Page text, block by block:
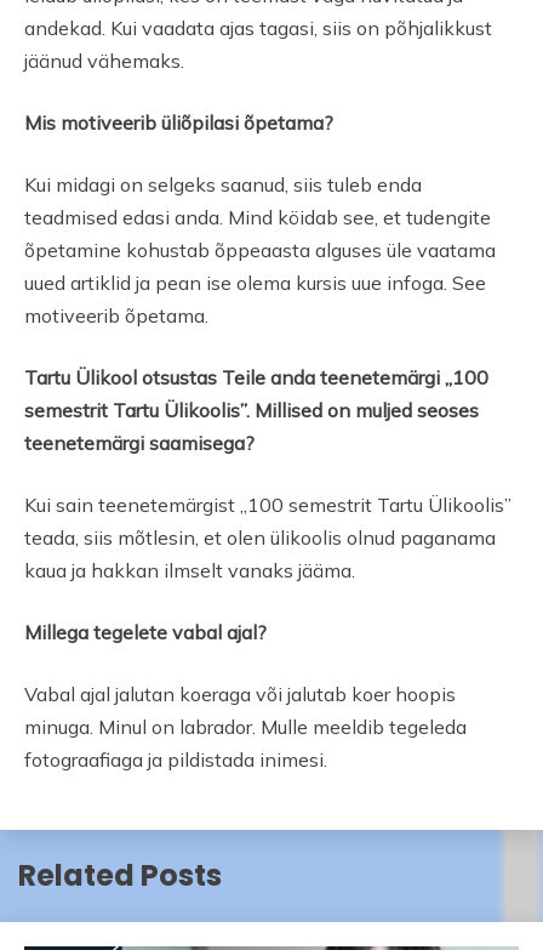
andekad. Kui vaadata ajas tagasi, siis on põhjalikkust
jäänud vähemaks.
Mis motiveerib üliõpilasi õpetama?
Kui midagi on selgeks saanud, siis tuleb enda
teadmised edasi anda. Mind köidab see, et tudengite
õpetamine kohustab õppeaasta alguses üle vaatama
uued artiklid ja pean ise olema kursis uue infoga. See
motiveerib õpetama.
Tartu Ülikool otsustas Teile anda teenetemärgi „100
semestrit Tartu Ülikoolis”. Millised on muljed seoses
teenetemärgi saamisega?
Kui sain teenetemärgist „100 semestrit Tartu Ülikoolis”
teada, siis mõtlesin, et olen ülikoolis olnud paganama
kaua ja hakkan ilmselt vanaks jääma.
Millega tegelete vabal ajal?
Vabal ajal jalutan koeraga või jalutab koer hoopis
minuga. Minul on labrador. Mulle meeldib tegeleda
fotograafiaga ja pildistada inimesi.
Related Posts